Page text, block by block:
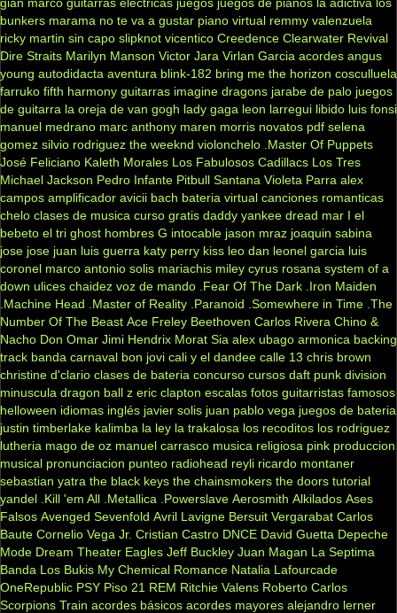
bunkers marama no te va a gustar piano virtual remmy valenzuela
ricky martin sin capo slipknot vicentico Creedence Clearwater Revival
Dire Straits Marilyn Manson Victor Jara Virlan Garcia acordes angus
young autodidacta aventura blink-182 bring me the horizon cosculluela
farruko fifth harmony guitarras imagine dragons jarabe de palo juegos
de guitarra la oreja de van gogh lady gaga leon larregui libido luis fonsi
manuel medrano marc anthony maren morris novatos pdf selena
gomez silvio rodriguez the weeknd violonchelo .Master Of Puppets
José Feliciano Kaleth Morales Los Fabulosos Cadillacs Los Tres
Michael Jackson Pedro Infante Pitbull Santana Violeta Parra alex
campos amplificador avicii bach bateria virtual canciones romanticas
chelo clases de musica curso gratis daddy yankee dread mar I el
bebeto el tri ghost hombres G intocable jason mraz joaquin sabina
jose jose juan luis guerra katy perry kiss leo dan leonel garcia luis
coronel marco antonio solis mariachis miley cyrus rosana system of a
down ulices chaidez voz de mando .Fear Of The Dark .Iron Maiden
.Machine Head
.Master of Reality .Paranoid .Somewhere in Time .The
Number Of The Beast Ace Freley Beethoven Carlos Rivera Chino &
Nacho Don Omar Jimi Hendrix Morat Sia alex ubago armonica backing
track banda carnaval bon jovi cali y el dandee calle 13 chris brown
christine d'clario clases de bateria concurso cursos daft punk division
minuscula dragon ball z eric clapton escalas fotos guitarristas famosos
helloween idiomas inglés javier solis juan pablo vega juegos de bateria
justin timberlake kalimba la ley la trakalosa los recoditos los rodriguez
lutheria mago de oz manuel carrasco musica religiosa pink produccion
musical pronunciacion punteo radiohead reyli ricardo montaner
sebastian yatra the black keys the chainsmokers the doors tutorial
yandel .Kill 'em All .Metallica .Powerslave Aerosmith Alkilados Ases
Falsos Avenged Sevenfold Avril Lavigne Bersuit Vergarabat Carlos
Baute Cornelio Vega Jr. Cristian Castro DNCE David Guetta Depeche
Mode Dream Theater Eagles Jeff Buckley Juan Magan La Septima
Banda Los Bukis My Chemical Romance Natalia Lafourcade
OneRepublic PSY Piso 21 REM Ritchie Valens Roberto Carlos
Scorpions Train acordes básicos acordes mayores alejandro lerner